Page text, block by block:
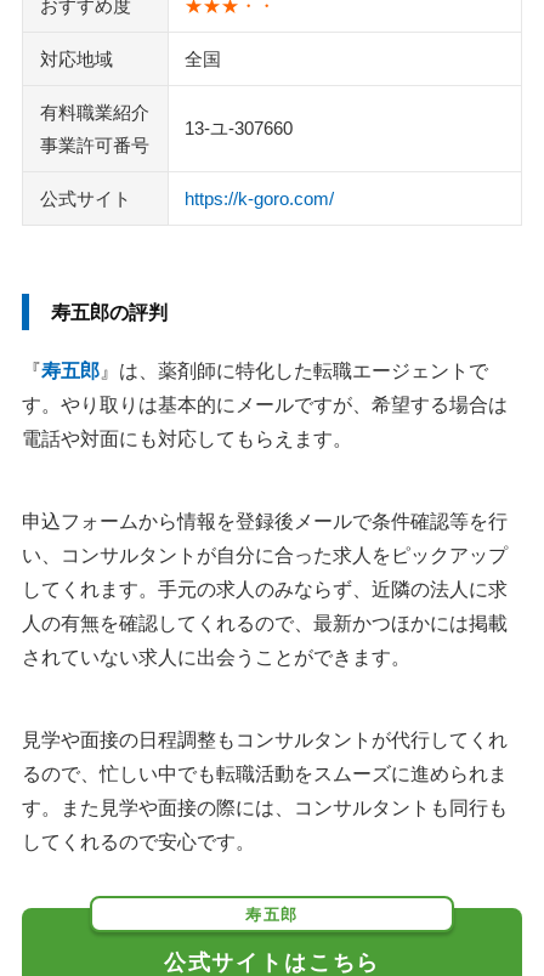
おすすめ度 ★★★・・
対応地域 全国
有料職業紹介
事業許可番号
13-ユ-307660
公式サイト https://k-goro.com/
寿五郎の評判
『寿五郎 』は、薬剤師に特化した転職エージェントで
す。やり取りは基本的にメールですが、希望する場合は
電話や対面にも対応してもらえます。
申込フォームから情報を登録後メールで条件確認等を行
い、コンサルタントが自分に合った求人をピックアップ
してくれます。手元の求人のみならず、近隣の法人に求
人の有無を確認してくれるので、最新かつほかには掲載
されていない求人に出会うことができます。
見学や面接の日程調整もコンサルタントが代行してくれ
るので、忙しい中でも転職活動をスムーズに進められま
す。また見学や面接の際には、コンサルタントも同行も
してくれるので安心です。
寿五郎
公式サイトはこちら